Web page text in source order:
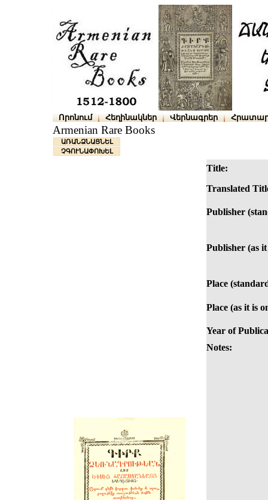
Որոնում Հեղինակներ Վերնագրեր
Armenian Rare Books
ԱՌԱՆՁՆԱՑՆԵԼ
ՉԳՈՒՆԱՓՈԽԵԼ
Title:
Translated
Publisher
Publisher (as
Place
Place (as it is
Year of
Notes: